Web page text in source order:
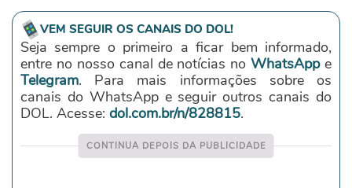
VEM SEGUIR OS CANAIS DO DOL!
Seja sempre o primeiro a ficar bem informado,
entre no nosso canal de notícias noWhatsAppe
Telegram. Para mais informações sobre os
canais do WhatsApp e seguir outros canais do
DOL. Acesse: dol.com.br/n/828815.